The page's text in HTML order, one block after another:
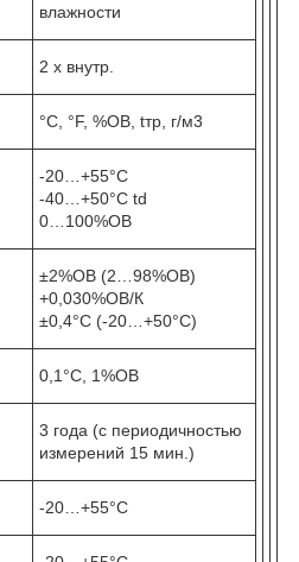
влажности
2 х внутр.
°С, °F, %ОВ, tтр, г/м3
-20…+55°С
-40…+50°С td
0…100%ОВ
±2%ОВ (2…98%ОВ)
+0,030%ОВ/К
±0,4°С (-20…+50°С)
0,1°С, 1%ОВ
3 года (с периодичностью
измерений 15 мин.)
-20…+55°С